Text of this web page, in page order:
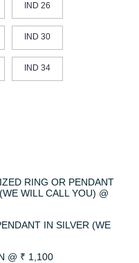
IND 26
IND 30
IND 34
RING OR PENDANT
WILL CALL YOU) @
IN SILVER (WE
@ ₹ 1,100